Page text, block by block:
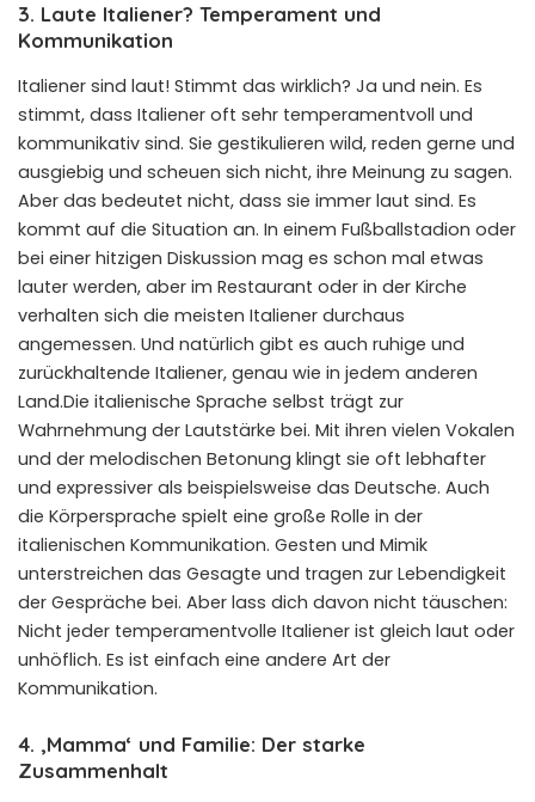
3. Laute Italiener? Temperament und
Kommunikation
Italiener sind laut! Stimmt das wirklich? Ja und nein. Es
stimmt, dass Italiener oft sehr temperamentvoll und
kommunikativ sind. Sie gestikulieren wild, reden gerne und
ausgiebig und scheuen sich nicht, ihre Meinung zu sagen.
Aber das bedeutet nicht, dass sie immer laut sind. Es
kommt auf die Situation an. In einem Fußballstadion oder
bei einer hitzigen Diskussion mag es schon mal etwas
lauter werden, aber im Restaurant oder in der Kirche
verhalten sich die meisten Italiener durchaus
angemessen. Und natürlich gibt es auch ruhige und
zurückhaltende Italiener, genau wie in jedem anderen
Land.Die italienische Sprache selbst trägt zur
Wahrnehmung der Lautstärke bei. Mit ihren vielen Vokalen
und der melodischen Betonung klingt sie oft lebhafter
und expressiver als beispielsweise das Deutsche. Auch
die Körpersprache spielt eine große Rolle in der
italienischen Kommunikation. Gesten und Mimik
unterstreichen das Gesagte und tragen zur Lebendigkeit
der Gespräche bei. Aber lass dich davon nicht täuschen:
Nicht jeder temperamentvolle Italiener ist gleich laut oder
unhöflich. Es ist einfach eine andere Art der
Kommunikation.
4. ‚Mamma‘ und Familie: Der starke
Zusammenhalt